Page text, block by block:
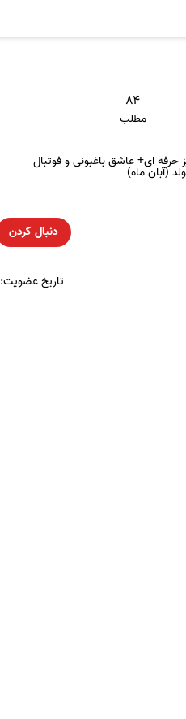
۸۴
مطلب
ای+ عاشق باغبونی و فوتبال
(آبان ماه)
دنبال کردن
تاریخ عضویت: